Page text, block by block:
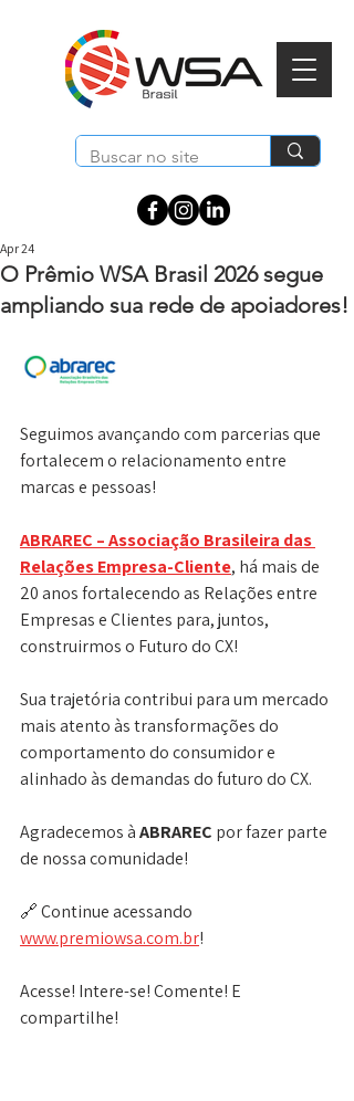
O Prêmio WSA Brasil 2026 segue
ampliando sua rede de apoiadores!
Apr 24
Seguimos avançando com parcerias que
fortalecem o relacionamento entre
marcas e pessoas!
ABRAREC – Associação Brasileira das
Relações Empresa-Cliente, há mais de
20 anos fortalecendo as Relações entre
Empresas e Clientes para, juntos,
construirmos o Futuro do CX!
Sua trajetória contribui para um mercado
mais atento às transformações do
comportamento do consumidor e
alinhado às demandas do futuro do CX.
Agradecemos à ABRAREC por fazer parte
de nossa comunidade!
🔗 Continue acessando
www.premiowsa.com.br!
Acesse! Intere-se! Comente! E
compartilhe!